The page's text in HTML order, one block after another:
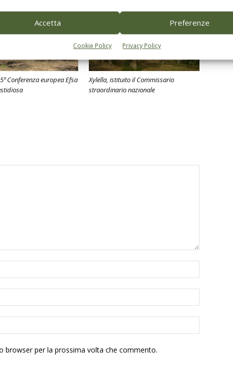
Accetta Preferenze
Cookie Policy Privacy Policy
Conferenza europea Efsa
Xylella, istituito il Commissario
straordinario nazionale
browser per la prossima volta che commento.